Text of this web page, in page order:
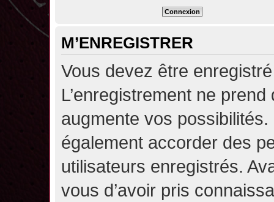
M’ENREGISTRER
Vous devez être
L’enregistrement ne
augmente vos possibilités.
également accorder des
utilisateurs enregistrés.
vous d’avoir pris